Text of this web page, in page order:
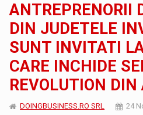
ANTREPRENORII
DIN JUDETELE
SUNT INVITATI
CARE INCHIDE
REVOLUTION DIN
DOINGBUSINESS.RO SRL 24